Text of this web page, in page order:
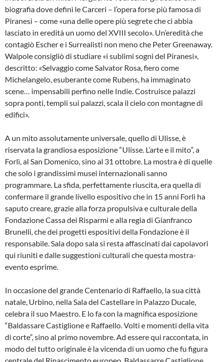
biografia dove definì le Carceri – l’opera forse più famosa di
Piranesi – come «una delle opere più segrete che ci abbia
lasciato in eredità un uomo del XVIII secolo». Un’eredità che
contagiò Escher e i Surrealisti non meno che Peter Greenaway.
Walpole consigliò di studiare «i sublimi sogni del Piranesi»,
descritto: «Selvaggio come Salvator Rosa, fiero come
Michelangelo, esuberante come Rubens, ha immaginato
scene… impensabili perfino nelle Indie. Costruisce palazzi
sopra ponti, templi sui palazzi, scala il cielo con montagne di
edifici».
A un mito assolutamente universale, quello di Ulisse, è
riservata la grandiosa esposizione “Ulisse. L’arte e il mito”, a
Forlì, al San Domenico, sino al 31 ottobre. La mostra è di quelle
che solo i grandissimi musei internazionali sanno
programmare. La sfida, perfettamente riuscita, era quella di
confermare il grande livello espositivo che in 15 anni Forlì ha
saputo creare, grazie alla forza propulsiva e culturale della
Fondazione Cassa dei Risparmi e alla regia di Gianfranco
Brunelli, che dei progetti espositivi della Fondazione è il
responsabile. Sala dopo sala si resta affascinati dai capolavori
qui riuniti e dalle suggestioni culturali che questa mostra-
evento esprime.
In occasione del grande Centenario di Raffaello, la sua città
natale, Urbino, nella Sala del Castellare in Palazzo Ducale,
celebra il suo Maestro. E lo fa con la magnifica esposizione
“Baldassare Castiglione e Raffaello. Volti e momenti della vita
di corte”, sino al primo novembre. Ad essere qui raccontata, in
modo del tutto originale è la vicenda di un uomo che fu figura